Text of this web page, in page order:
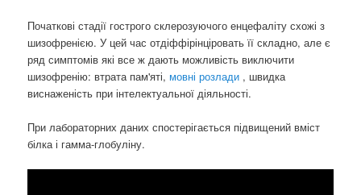
Початкові стадії гострого склерозуючого енцефаліту схожі з
шизофренією. У цей час отдіффірінціровать її складно, але є
ряд симптомів які все ж дають можливість виключити
шизофренію: втрата пам'яті, мовні розлади , швидка
виснаженість при інтелектуальної діяльності.
При лабораторних даних спостерігається підвищений вміст
білка і гамма-глобуліну.